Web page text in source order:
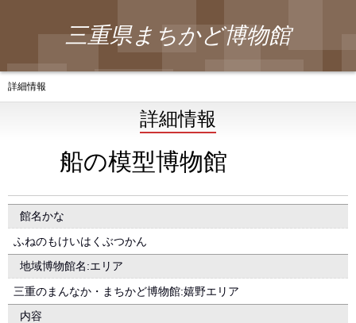
三重県まちかど博物館
詳細情報
詳細情報
船の模型博物館
館名かな
ふねのもけいはくぶつかん
地域博物館名:エリア
三重のまんなか・まちかど博物館:嬉野エリア
内容